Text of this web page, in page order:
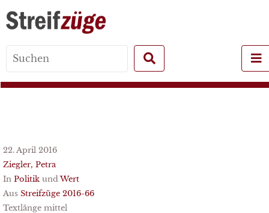
for:
22. April 2016
Ziegler, Petra
In Politik undWert
Aus Streifzüge 2016-66
Textlänge mittel